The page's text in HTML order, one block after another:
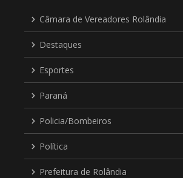
Câmara de Vereadores Rolândia
Destaques
Esportes
Paraná
Policia/Bombeiros
Política
Prefeitura de Rolândia